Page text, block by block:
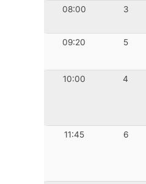
08:00 3
09:20 5
10:00 4
11:45 6